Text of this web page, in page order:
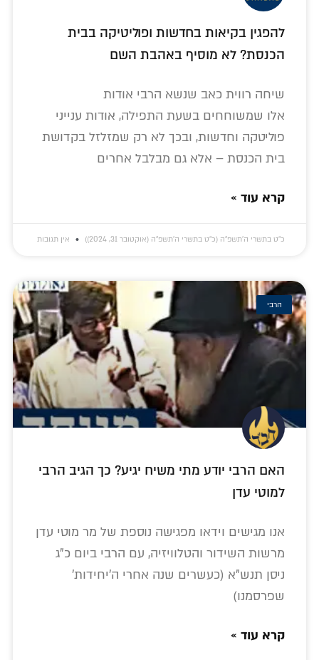
להפגין בקיאות בחדשות ופוליטיקה בבית
הכנסת? לא מוסיף באהבת השם
שיחה רווית כאב שנשא הרבי אודות
אלו שמשוחחים בשעת התפילה, אודות ענייני
פוליטקה וחדשות, ובכך לא רק שמזלזל בקדושת
בית הכנסת – אלא גם מבלבל אחרים
קרא עוד »
כ״ט בתשרי ה׳תשפ״ה (כ״ט בתשרי ה׳תשפ״ה (אוקטובר 31, 2024)) אין תגובות
הרבי
האם הרבי יודע מתי משיח יגיע? כך הגיב הרבי
למוטי עדן
אנו מגישים וידאו מפגישה נוספת של מר מוטי עדן
מרשות השידור והטלוויזיה, עם הרבי ביום כ"ג
ניסן תנש"א (כעשרים שנה אחרי ה'יחידות'
שפרסמנו)
קרא עוד »